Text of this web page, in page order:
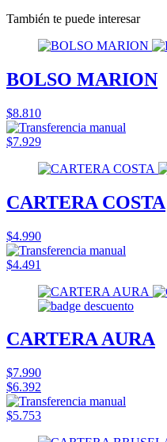
También te puede interesar
BOLSO MARION
$8.810
$7.929
CARTERA COSTA
$4.990
$4.491
CARTERA AURA
$7.990
$6.392
$5.753